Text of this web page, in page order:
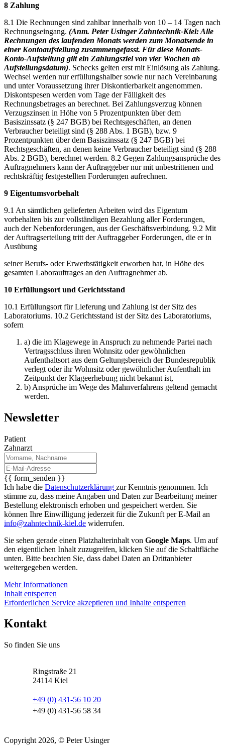
8 Zahlung
8.1 Die Rechnungen sind zahlbar innerhalb von 10 – 14 Tagen nach
Rechnungseingang. (Anm. Peter Usinger Zahntechnik-Kiel: Alle
Rechnungen des laufenden Monats werden zum Monatsende in
einer Kontoaufstellung zusammengefasst. Für diese Monats-
Konto-Aufstellung gilt ein Zahlungsziel von vier Wochen ab
Aufstellungsdatum). Schecks gelten erst mit Einlösung als Zahlung.
Wechsel werden nur erfüllungshalber sowie nur nach Vereinbarung
und unter Voraussetzung ihrer Diskontierbarkeit angenommen.
Diskontspesen werden vom Tage der Fälligkeit des
Rechnungsbetrages an berechnet. Bei Zahlungsverzug können
Verzugszinsen in Höhe von 5 Prozentpunkten über dem
Basiszinssatz (§ 247 BGB) bei Rechtsgeschäften, an denen
Verbraucher beteiligt sind (§ 288 Abs. 1 BGB), bzw. 9
Prozentpunkten über dem Basiszinssatz (§ 247 BGB) bei
Rechtsgeschäften, an denen keine Verbraucher beteiligt sind (§ 288
Abs. 2 BGB), berechnet werden. 8.2 Gegen Zahlungsansprüche des
Auftragnehmers kann der Auftraggeber nur mit unbestrittenen und
rechtskräftig festgestellten Forderungen aufrechnen.
9 Eigentumsvorbehalt
9.1 An sämtlichen gelieferten Arbeiten wird das Eigentum
vorbehalten bis zur vollständigen Bezahlung aller Forderungen,
auch der Nebenforderungen, aus der Geschäftsverbindung. 9.2 Mit
der Auftragserteilung tritt der Auftraggeber Forderungen, die er in
Ausübung
seiner Berufs- oder Erwerbstätigkeit erworben hat, in Höhe des
gesamten Laborauftrages an den Auftragnehmer ab.
10 Erfüllungsort und Gerichtsstand
10.1 Erfüllungsort für Lieferung und Zahlung ist der Sitz des
Laboratoriums. 10.2 Gerichtsstand ist der Sitz des Laboratoriums,
sofern
a) die im Klagewege in Anspruch zu nehmende Partei nach
Vertragsschluss ihren Wohnsitz oder gewöhnlichen
Aufenthaltsort aus dem Geltungsbereich der Bundesrepublik
verlegt oder ihr Wohnsitz oder gewöhnlicher Aufenthalt im
Zeitpunkt der Klageerhebung nicht bekannt ist,
b) Ansprüche im Wege des Mahnverfahrens geltend gemacht
werden.
Newsletter
Patient
Zahnarzt
{{ form_senden }}
Ich habe die Datenschutzerklärung zur Kenntnis genommen. Ich
stimme zu, dass meine Angaben und Daten zur Bearbeitung meiner
Bestellung elektronisch erhoben und gespeichert werden. Sie
können Ihre Einwilligung jederzeit für die Zukunft per E-Mail an
info@zahntechnik-kiel.de widerrufen.
Sie sehen gerade einen Platzhalterinhalt von Google Maps. Um auf
den eigentlichen Inhalt zuzugreifen, klicken Sie auf die Schaltfläche
unten. Bitte beachten Sie, dass dabei Daten an Drittanbieter
weitergegeben werden.
Mehr Informationen
Inhalt entsperren
Erforderlichen Service akzeptieren und Inhalte entsperren
Kontakt
So finden Sie uns
Ringstraße 21
24114 Kiel
+49 (0) 431-56 10 20
+49 (0) 431-56 58 34
Copyright 2026, © Peter Usinger